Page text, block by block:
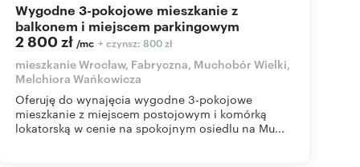
Wygodne 3-pokojowe mieszkanie z
balkonem i miejscem parkingowym
2 800 zł /mc + czynsz: 800 zł
mieszkanie Wrocław, Fabryczna, Muchobór Wielki,
Melchiora Wańkowicza
Oferuję do wynajęcia wygodne 3-pokojowe
mieszkanie z miejscem postojowym i komórką
lokatorską w cenie na spokojnym osiedlu na Mu...